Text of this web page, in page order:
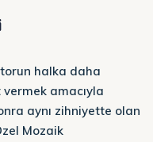
halka daha
amacıyla
aynı zihniyette olan
Mozaik